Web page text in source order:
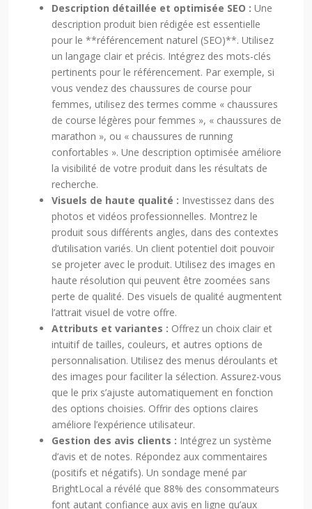
Description détaillée et optimisée SEO : Une
description produit bien rédigée est essentielle
pour le **référencement naturel (SEO)**. Utilisez
un langage clair et précis. Intégrez des mots-clés
pertinents pour le référencement. Par exemple, si
vous vendez des chaussures de course pour
femmes, utilisez des termes comme « chaussures
de course légères pour femmes », « chaussures de
marathon », ou « chaussures de running
confortables ». Une description optimisée améliore
la visibilité de votre produit dans les résultats de
recherche.
Visuels de haute qualité : Investissez dans des
photos et vidéos professionnelles. Montrez le
produit sous différents angles, dans des contextes
d’utilisation variés. Un client potentiel doit pouvoir
se projeter avec le produit. Utilisez des images en
haute résolution qui peuvent être zoomées sans
perte de qualité. Des visuels de qualité augmentent
l’attrait visuel de votre offre.
Attributs et variantes : Offrez un choix clair et
intuitif de tailles, couleurs, et autres options de
personnalisation. Utilisez des menus déroulants et
des images pour faciliter la sélection. Assurez-vous
que le prix s’ajuste automatiquement en fonction
des options choisies. Offrir des options claires
améliore l’expérience utilisateur.
Gestion des avis clients : Intégrez un système
d’avis et de notes. Répondez aux commentaires
(positifs et négatifs). Un sondage mené par
BrightLocal a révélé que 88% des consommateurs
font autant confiance aux avis en ligne qu’aux